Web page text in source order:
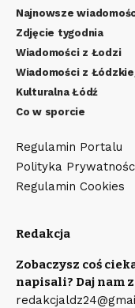
Najnowsze
Zdjęcie tygodnia
Wiadomości z Łodzi
Wiadomości z
Kulturalna Łódź
Co w sporcie
Regulamin Portalu
Polityka
Regulamin Cookies
Redakcja
Zobaczysz coś
napisali? Daj nam